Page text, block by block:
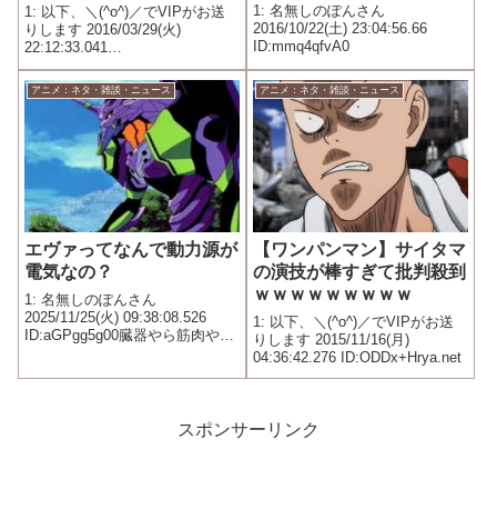
1: 以下、＼(^o^)／でVIPがお送
りします 2016/03/29(火)
22:12:33.041
ID:4p8yHW6h0NIKU.net 次のけ
いおん、ガルパンというのは流
石に言いすぎだけども 成功する
要素は・・・・ どうなんだろ
う...
1: 名無しのぽんさん
2016/10/22(土) 23:04:56.66
ID:mmq4qfvA0
アニメ：ネタ・雑談・ニュース
エヴァってなんで動力源が
電気なの？
1: 名無しのぽんさん
2025/11/25(火) 09:38:08.526
ID:aGPgg5g00臓器やら筋肉やら
アニメ：ネタ・雑談・ニュース
【ワンパンマン】サイタマ
の演技が棒すぎて批判殺到
ｗｗｗｗｗｗｗｗｗ
1: 以下、＼(^o^)／でVIPがお送
りします 2015/11/16(月)
04:36:42.276 ID:ODDx+Hrya.net
スポンサーリンク